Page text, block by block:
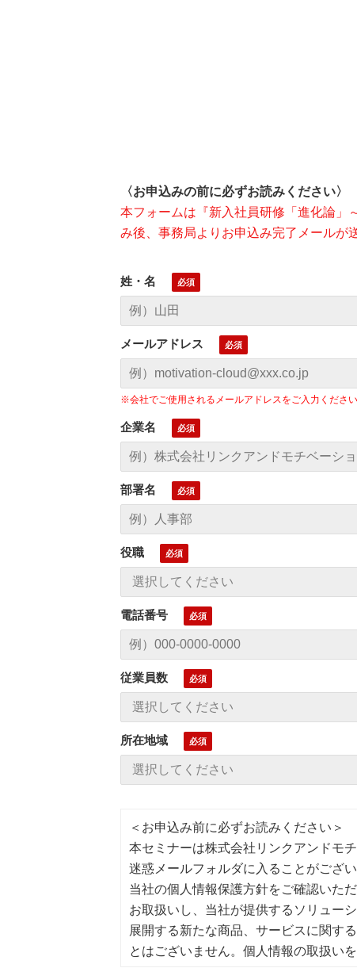
〈お申込みの前に必ずお読みください〉
本フォームは『新入社員研修「進化論」
み後、事務局よりお申込み完了メールが
姓・名
メールアドレス
※会社でご使用されるメールアドレスをご入力くださ
企業名
部署名
役職
電話番号
従業員数
所在地域
＜お申込み前に必ずお読みください＞
本セミナーは株式会社リンクアンドモ
迷惑メールフォルダに入ることがござ
当社の個人情報保護方針をご確認いた
お取扱いし、当社が提供するソリュー
展開する新たな商品、サービスに関す
とはございません。個人情報の取扱い